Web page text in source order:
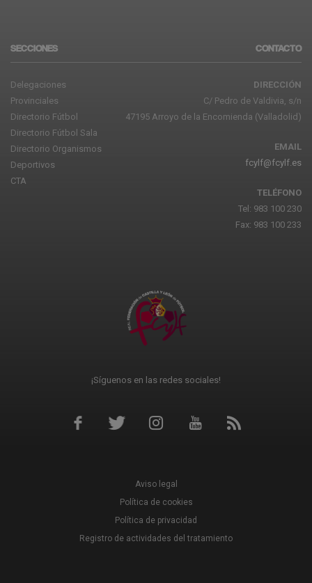
SECCIONES
Delegaciones
Provinciales
Directorio Fútbol
Directorio Fútbol Sala
Directorio Organismos
Deportivos
CTA
CONTACTO
DIRECCIÓN
C/ Pedro de Valdivia, s/n
47195 Arroyo de la Encomienda (Valladolid)
EMAIL
fcylf@fcylf.es
TELÉFONO
Tel: 983 100 230
Fax: 983 100 233
¡Síguenos en las redes sociales!
Aviso legal
Política de cookies
Política de privacidad
Registro de actividades del tratamiento